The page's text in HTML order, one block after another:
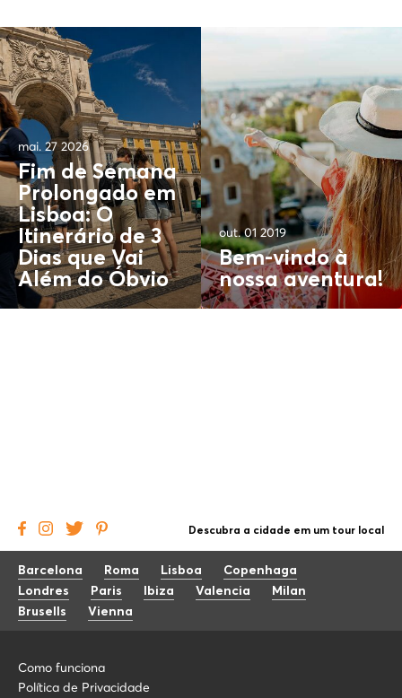
mai. 27 2026
Fim de Semana
Prolongado em
Lisboa: O
Itinerário de 3
Dias que Vai
Além doÓbvio
out. 01 2019
Bem-vindo à
nossa aventura!
Descubra a cidade em um tour local
Barcelona Roma Lisboa
Copenhaga
Londres
Paris Ibiza Valencia
Milan
Brusells
Vienna
Como funciona
Política de Privacidade